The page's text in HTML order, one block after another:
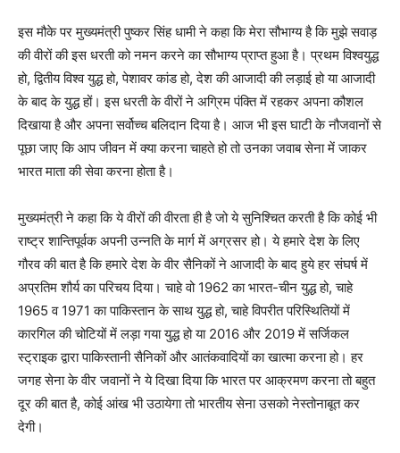
इस मौके पर मुख्यमंत्री पुष्कर सिंह धामी ने कहा कि मेरा सौभाग्य है कि मुझे सवाड़
की वीरों की इस धरती को नमन करने का सौभाग्य प्राप्त हुआ है। प्रथम विश्वयुद्ध
हो, द्वितीय विश्व युद्ध हो, पेशावर कांड हो, देश की आजादी की लड़ाई हो या आजादी
के बाद के युद्ध हों। इस धरती के वीरों ने अग्रिम पंक्ति में रहकर अपना कौशल
दिखाया है और अपना सर्वोच्च बलिदान दिया है। आज भी इस घाटी के नौजवानों से
पूछा जाए कि आप जीवन में क्या करना चाहते हो तो उनका जवाब सेना में जाकर
भारत माता की सेवा करना होता है।
मुख्यमंत्री ने कहा कि ये वीरों की वीरता ही है जो ये सुनिश्चित करती है कि कोई भी
राष्ट्र शान्तिपूर्वक अपनी उन्नति के मार्ग में अग्रसर हो। ये हमारे देश के लिए
गौरव की बात है कि हमारे देश के वीर सैनिकों ने आजादी के बाद हुये हर संघर्ष में
अप्रतिम शौर्य का परिचय दिया। चाहे वो 1962 का भारत-चीन युद्ध हो, चाहे
1965 व 1971 का पाकिस्तान के साथ युद्ध हो, चाहे विपरीत परिस्थितियों में
कारगिल की चोटियों में लड़ा गया युद्ध हो या 2016 और 2019 में सर्जिकल
स्ट्राइक द्वारा पाकिस्तानी सैनिकों और आतंकवादियों का खात्मा करना हो। हर
जगह सेना के वीर जवानों ने ये दिखा दिया कि भारत पर आक्रमण करना तो बहुत
दूर की बात है, कोई आंख भी उठायेगा तो भारतीय सेना उसको नेस्तोनाबूत कर
देगी।